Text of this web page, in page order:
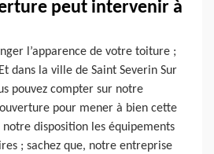
peut intervenir à
l’apparence de votre toiture ;
dans la ville de Saint Severin Sur
pouvez compter sur notre
pour mener à bien cette
disposition les équipements
; sachez que, notre entreprise